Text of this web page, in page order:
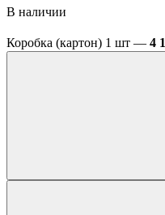
В наличии
Коробка (картон) 1 шт — 4